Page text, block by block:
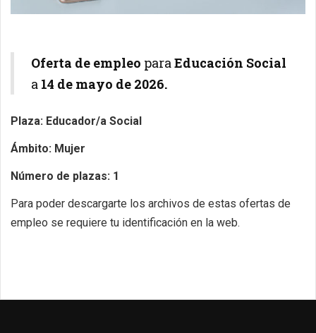
Oferta de empleo paraEducación Social
a 14 de mayo de 2026.
Plaza: Educador/a Social
Ámbito: Mujer
Número de plazas: 1
Para poder descargarte los archivos de estas ofertas de
empleo se requiere tu identificación en la web.